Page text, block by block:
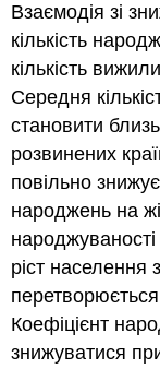
Взаємодія зі
кількість
кількість
Середня
становити
розвинених
повільно
народжень на
ріст населення
Коефіцієнт
знижуватися